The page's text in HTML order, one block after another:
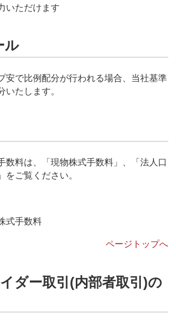
いただけます
ル
安で比例配分が行われる場合、当社基準
いたします。
数料は、「現物株式手数料」、「法人口
ご覧ください。
式手数料
ページトップへ
ダー取引(内部者取引)の